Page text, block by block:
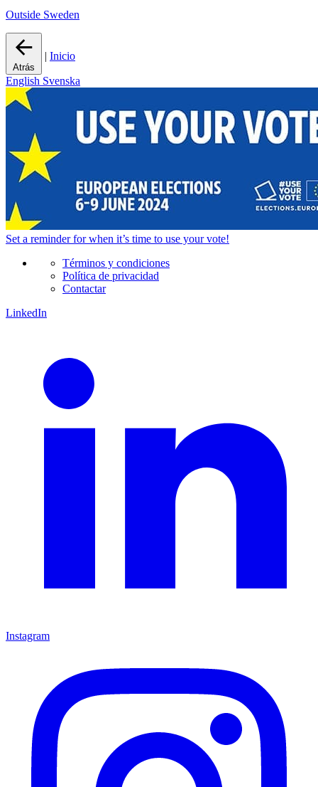
Outside Sweden
Atrás
| Inicio
English Svenska
Set a reminderfor when it’s time to use your vote!
Términos y condiciones
Política de privacidad
Contactar
LinkedIn
Instagram